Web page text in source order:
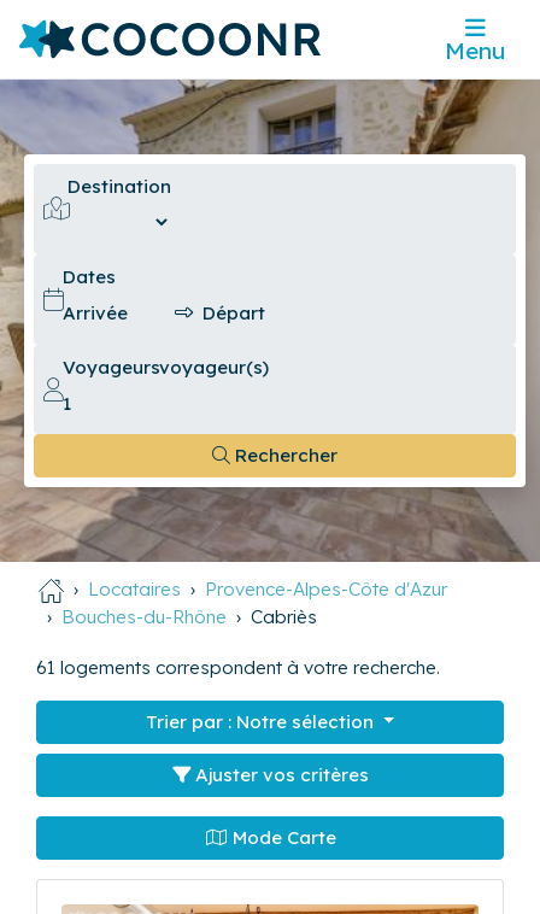
Menu
Destination
Dates
Voyageursvoyageur(s)
Rechercher
Locataires
Provence-Alpes-Côte d'Azur
Bouches-du-Rhône
Cabriès
61 logements correspondent à votre recherche.
Trier par : Notre sélection
Ajuster vos critères
Mode Carte